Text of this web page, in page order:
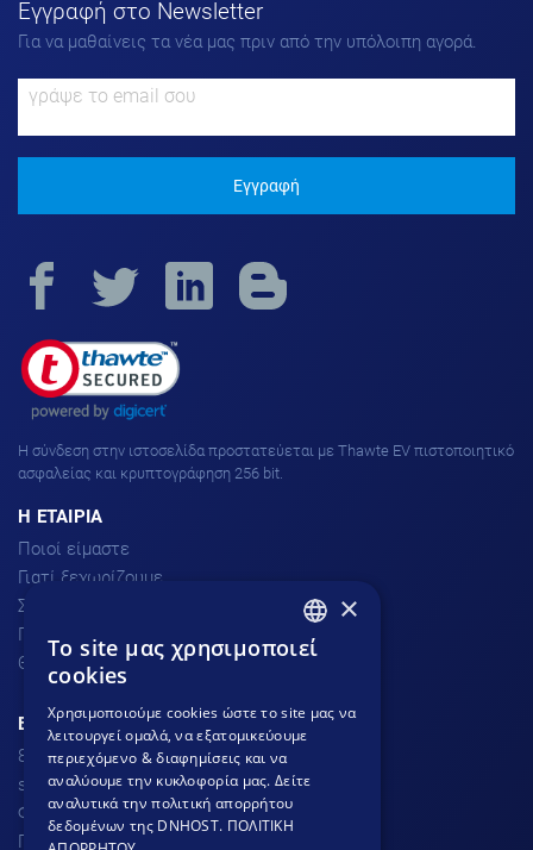
Εγγραφή στο Νewsletter
Για να μαθαίνεις τα νέα μας πριν από την υπόλοιπη αγορά.
Εγγραφή
H σύνδεση στην ιστοσελίδα προστατεύεται με Thawte EV πιστοποιητικό
ασφαλείας και κρυπτογράφηση 256 bit.
H ΕΤΑΙΡΙΑ
Ποιοί είμαστε
Γιατί ξεχωρίζουμε
Σχόλια πελατών
Προσφορές
Θέσεις Εργασίας
ΕΞΥΠΗΡΕΤΗΣΗ ΠΕΛΑΤΩΝ
801.300.3520 - 210.953.6767
support
dnhost.gr
Φόρμα επικοινωνίας
Γνωσιακή βάση
GREEK
×
To site μας χρησιμοποιεί
cookies
Χρησιμοποιούμε cookies ώστε το site μας να
λειτουργεί ομαλά, να εξατομικεύουμε
περιεχόμενο & διαφημίσεις και να
αναλύουμε την κυκλοφορία μας. Δείτε
αναλυτικά την πολιτική απορρήτου
δεδομένων της DNHOST. ΠΟΛΙΤΙΚΗ